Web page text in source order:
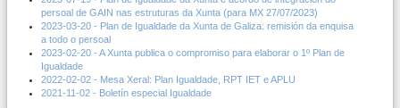
persoal de GAIN nas estruturas da Xunta (para MX 27/07/2023)
2023-03-20 - Plan de Igualdade da Xunta de Galiza: remisión da enquisa
a todo o persoal
2023-02-20 - A Xunta publica o compromiso para elaborar o 1º Plan de
Igualdade
2022-02-02 - Mesa Xeral: Plan Igualdade, RPT IET e APLU
2021-11-02 - Boletín especial Igualdade